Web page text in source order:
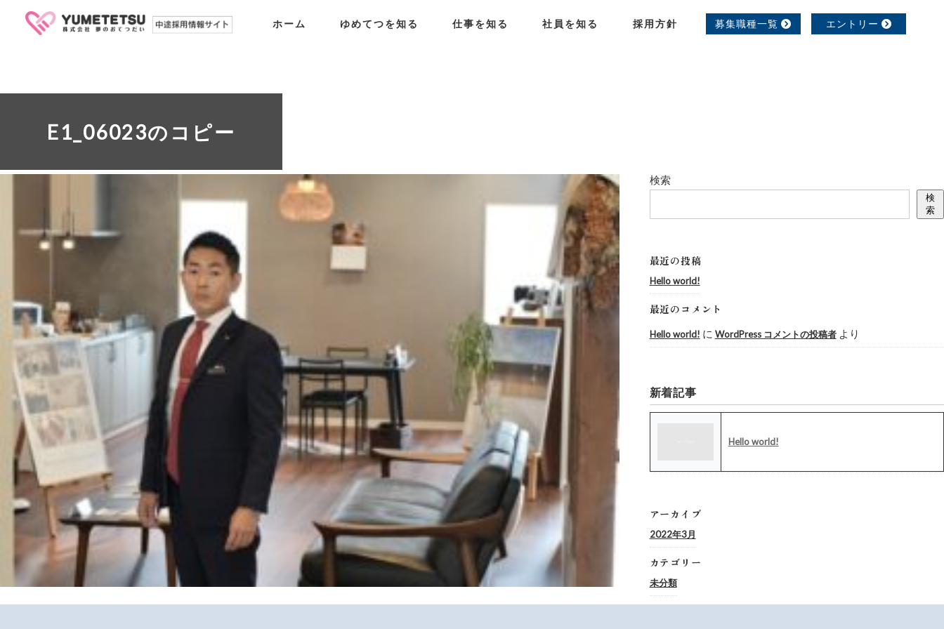
ホーム ゆめてつを知る 仕事を知る 社員を知る 採用方針 募集職種一覧 エントリー
E1_06023のコピー
検索
検
索
最近の投稿
Hello world!
最近のコメント
Hello world! に WordPress コメントの投稿者より
新着記事
Hello world!
アーカイブ
2022年3月
カテゴリー
未分類